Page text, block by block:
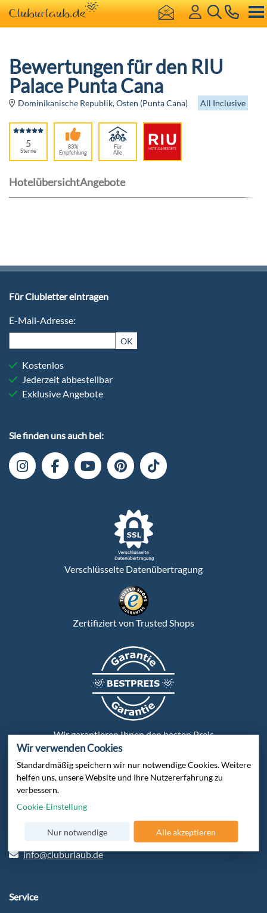
Bewertungen für den RIU
Palace Punta Cana
Dominikanische Republik, Osten (Punta Cana) All Inclusive
5
Sterne
83%
Empfehlung
Für
Alle
HotelübersichtAngebote
+49
6103-
5969-
Sie finden uns auch bei:
Verschlüsselte Datenübertragung
Zertifiziert von Trusted Shops
Wir garantieren Ihnen den besten Preis
Für Clubletter eintragen
E-Mail-Adresse:
OK
Kostenlos
Jederzeit abbestellbar
Exklusive Angebote
Persönliche Beratung:
beraten und bekommt den besten Service.
+49 6103-5969-32
info@cluburlaub.de
Service
Wir verwenden Cookies
Standardmäßig speichern wir nur notwendige Cookies. Weitere
helfen uns, unsere Website und Ihre Nutzererfahrung zu
verbessern.
Cookie-Einstellung
Nur notwendige Alle akzeptieren